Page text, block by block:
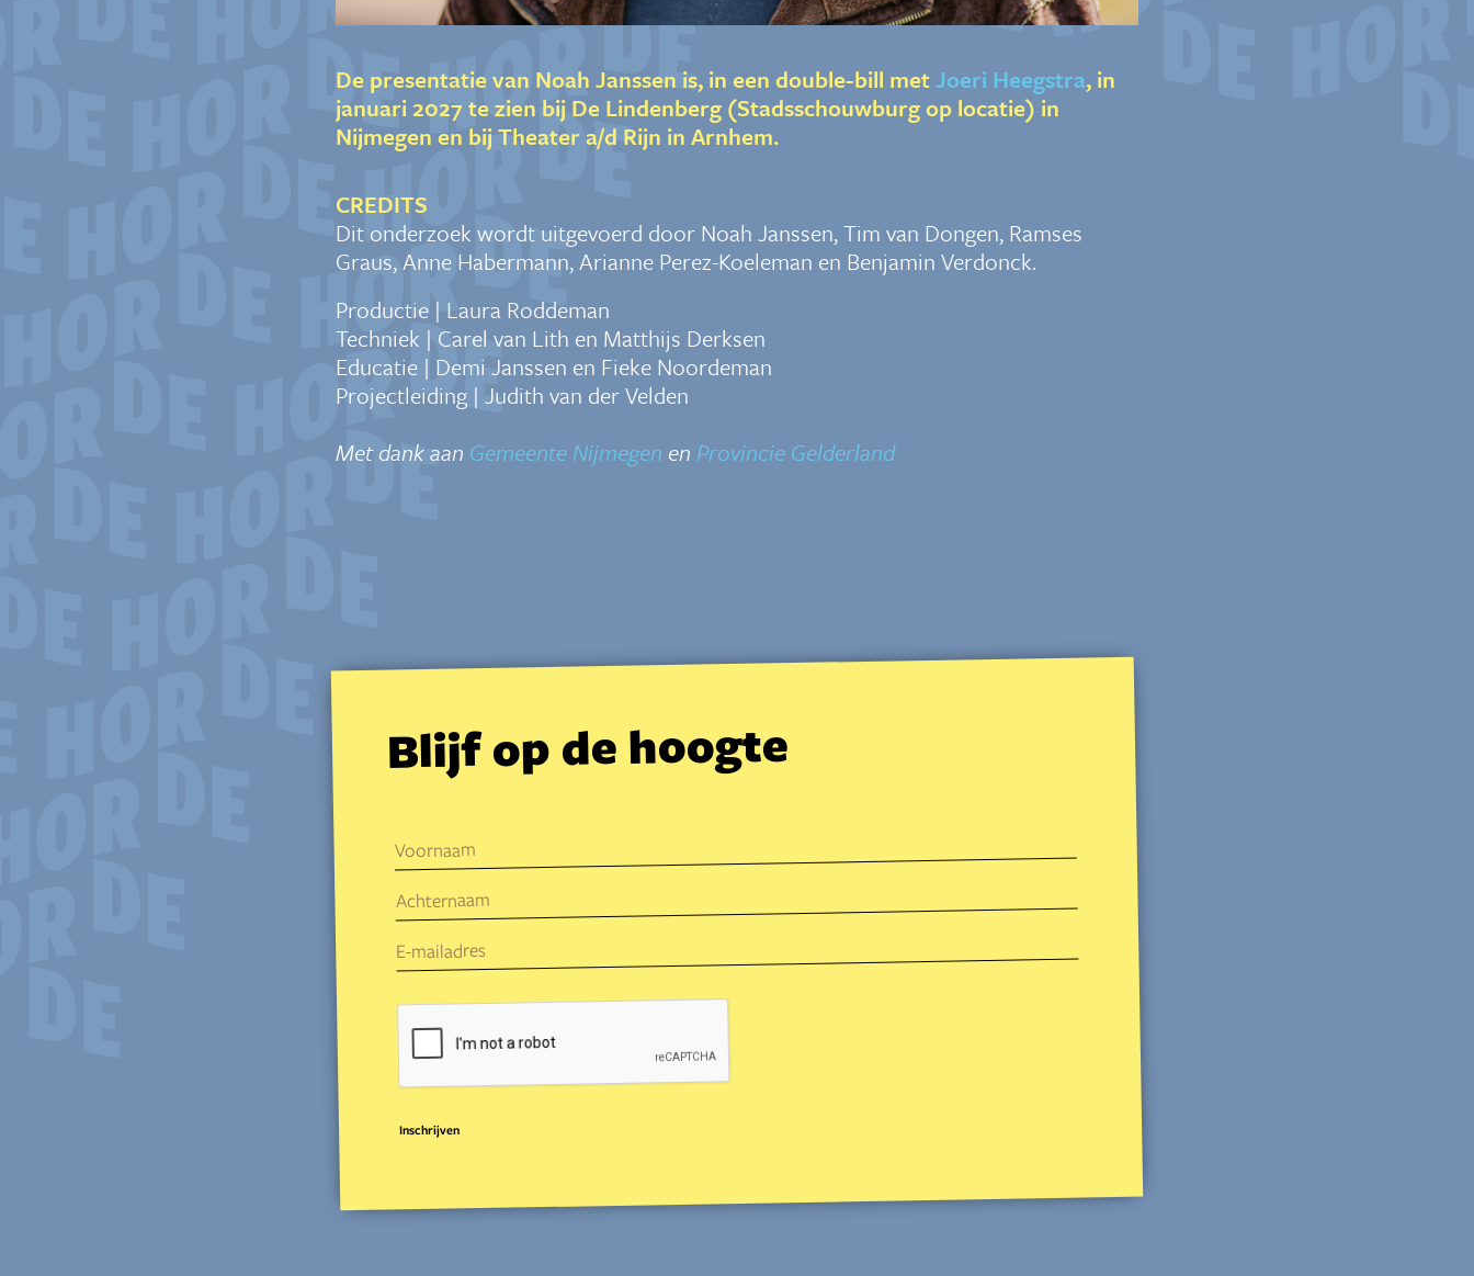
De presentatie van Noah Janssen is, in een double-bill metJoeri Heegstra, in
januari 2027 te zien bij De Lindenberg (Stadsschouwburg op locatie) in
Nijmegen en bij Theater a/d Rijn in Arnhem.
CREDITS
Dit onderzoek wordt uitgevoerd door Noah Janssen, Tim van Dongen, Ramses
Graus, Anne Habermann, Arianne Perez-Koeleman en Benjamin Verdonck.
Productie | Laura Roddeman
Techniek | Carel van Lith en Matthijs Derksen
Educatie | Demi Janssen en Fieke Noordeman
Projectleiding | Judith van der Velden
Met dank aan Gemeente Nijmegen en Provincie Gelderland
Blijf op de hoogte